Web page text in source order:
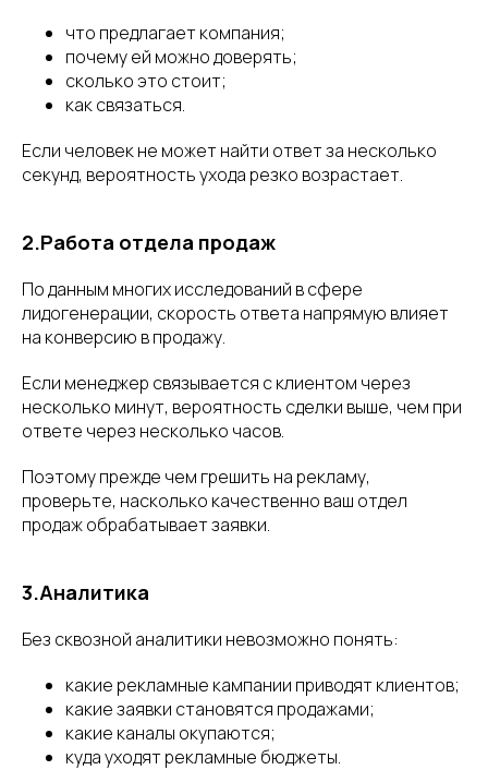
что предлагает компания;
почему ей можно доверять;
сколько это стоит;
как связаться.
Если человек не может найти ответ за несколько
секунд, вероятность ухода резко возрастает.
2.Работа отдела продаж
По данным многих исследований в сфере
лидогенерации, скорость ответа напрямую влияет
на конверсию в продажу.
Если менеджер связывается с клиентом через
несколько минут, вероятность сделки выше, чем при
ответе через несколько часов.
Поэтому прежде чем грешить на рекламу,
проверьте, насколько качественно ваш отдел
продаж обрабатывает заявки.
3.Аналитика
Без сквозной аналитики невозможно понять:
какие рекламные кампании приводят клиентов;
какие заявки становятся продажами;
какие каналы окупаются;
куда уходят рекламные бюджеты.